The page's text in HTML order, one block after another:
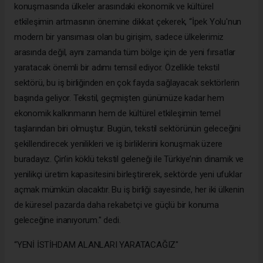
konuşmasında ülkeler arasındaki ekonomik ve kültürel
etkileşimin artmasının önemine dikkat çekerek, “İpek Yolu'nun
modern bir yansıması olan bu girişim, sadece ülkelerimiz
arasında değil, aynı zamanda tüm bölge için de yeni fırsatlar
yaratacak önemli bir adımı temsil ediyor. Özellikle tekstil
sektörü, bu iş birliğinden en çok fayda sağlayacak sektörlerin
başında geliyor. Tekstil, geçmişten günümüze kadar hem
ekonomik kalkınmanın hem de kültürel etkileşimin temel
taşlarından biri olmuştur. Bugün, tekstil sektörünün geleceğini
şekillendirecek yenilikleri ve iş birliklerini konuşmak üzere
buradayız. Çin’in köklü tekstil geleneği ile Türkiye’nin dinamik ve
yenilikçi üretim kapasitesini birleştirerek, sektörde yeni ufuklar
açmak mümkün olacaktır. Bu iş birliği sayesinde, her iki ülkenin
de küresel pazarda daha rekabetçi ve güçlü bir konuma
geleceğine inanıyorum." dedi.
“YENİ İSTİHDAM ALANLARI YARATACAĞIZ"